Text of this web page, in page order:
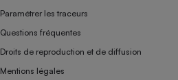
Paramétrer les traceurs
Questions fréquentes
Droits de reproduction et de diffusion
Mentions légales